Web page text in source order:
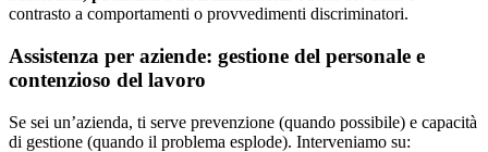
contrasto a comportamenti o provvedimenti discriminatori.
Assistenza per aziende: gestione del personale e
contenzioso del lavoro
Se sei un’azienda, ti serve prevenzione (quando possibile) e capacità
di gestione (quando il problema esplode). Interveniamo su: